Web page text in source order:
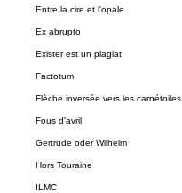
Entre la cire et l'opale
Ex abrupto
Exister est un plagiat
Factotum
Flèche inversée vers les carnétoiles
Fous d'avril
Gertrude oder Wilhelm
Hors Touraine
ILMC